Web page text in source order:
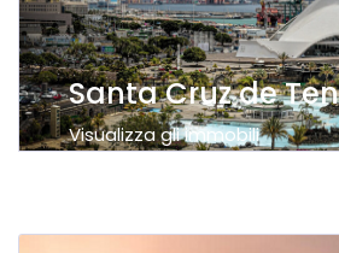
Santa Cruz de
Visualizza gli immobili